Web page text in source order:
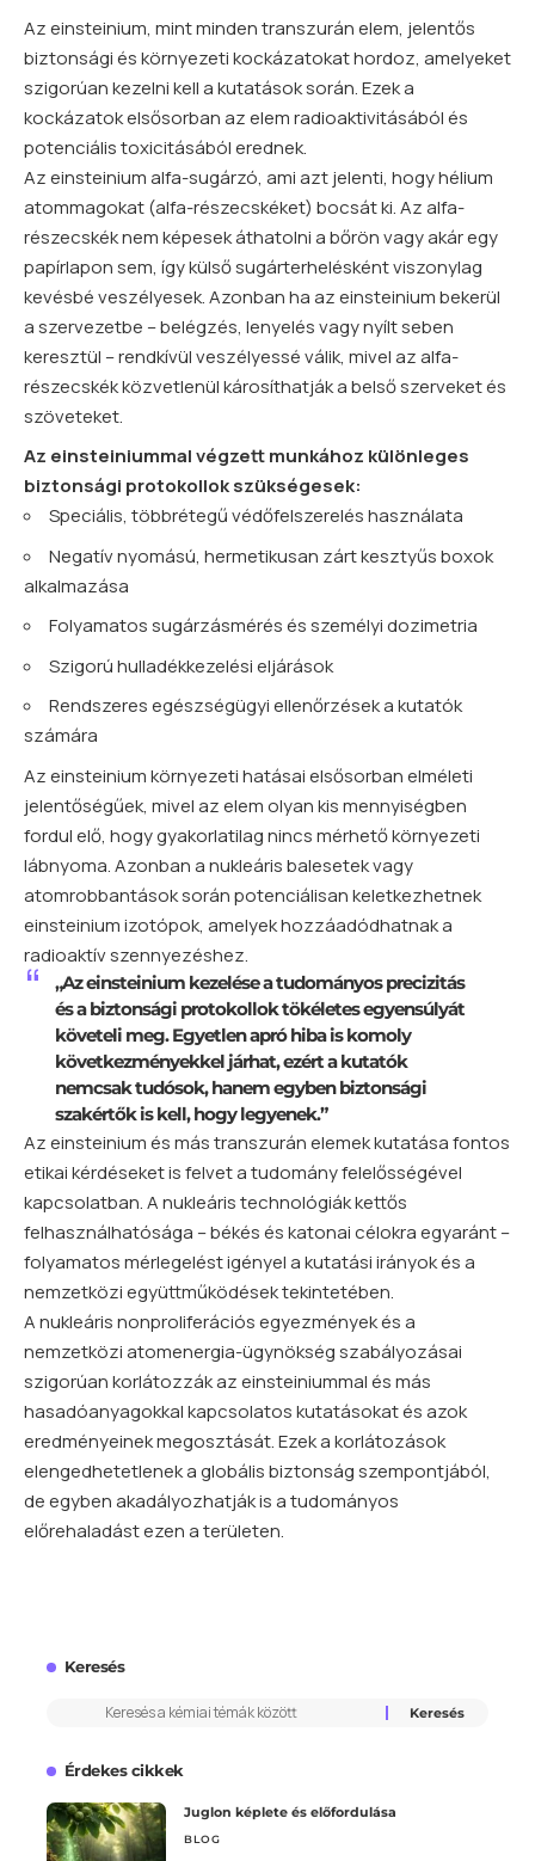
Az einsteinium, mint minden transzurán elem, jelentős
biztonsági és környezeti kockázatokat hordoz, amelyeket
szigorúan kezelni kell a kutatások során. Ezek a
kockázatok elsősorban az elem radioaktivitásából és
potenciális toxicitásából erednek.
Az einsteinium alfa-sugárzó, ami azt jelenti, hogy hélium
atommagokat (alfa-részecskéket) bocsát ki. Az alfa-
részecskék nem képesek áthatolni a bőrön vagy akár egy
papírlapon sem, így külső sugárterhelésként viszonylag
kevésbé veszélyesek. Azonban ha az einsteinium bekerül
a szervezetbe – belégzés, lenyelés vagy nyílt seben
keresztül – rendkívül veszélyessé válik, mivel az alfa-
részecskék közvetlenül károsíthatják a belső szerveket és
szöveteket.
Az einsteiniummal végzett munkához különleges
biztonsági protokollok szükségesek:
Speciális, többrétegű védőfelszerelés használata
Negatív nyomású, hermetikusan zárt kesztyűs boxok
alkalmazása
Folyamatos sugárzásmérés és személyi dozimetria
Szigorú hulladékkezelési eljárások
Rendszeres egészségügyi ellenőrzések a kutatók
számára
Az einsteinium környezeti hatásai elsősorban elméleti
jelentőségűek, mivel az elem olyan kis mennyiségben
fordul elő, hogy gyakorlatilag nincs mérhető környezeti
lábnyoma. Azonban a nukleáris balesetek vagy
atomrobbantások során potenciálisan keletkezhetnek
einsteinium izotópok, amelyek hozzáadódhatnak a
radioaktív szennyezéshez.
„Az einsteinium kezelése a tudományos precizitás
és a biztonsági protokollok tökéletes egyensúlyát
követeli meg. Egyetlen apró hiba is komoly
következményekkel járhat, ezért a kutatók
nemcsak tudósok, hanem egyben biztonsági
szakértők is kell, hogy legyenek.”
Az einsteinium és más transzurán elemek kutatása fontos
etikai kérdéseket is felvet a tudomány felelősségével
kapcsolatban. A nukleáris technológiák kettős
felhasználhatósága – békés és katonai célokra egyaránt –
folyamatos mérlegelést igényel a kutatási irányok és a
nemzetközi együttműködések tekintetében.
A nukleáris nonproliferációs egyezmények és a
nemzetközi atomenergia-ügynökség szabályozásai
szigorúan korlátozzák az einsteiniummal és más
hasadóanyagokkal kapcsolatos kutatásokat és azok
eredményeinek megosztását. Ezek a korlátozások
elengedhetetlenek a globális biztonság szempontjából,
de egyben akadályozhatják is a tudományos
előrehaladást ezen a területen.
Keresés
Érdekes cikkek
Juglon képlete és előfordulása
BLOG